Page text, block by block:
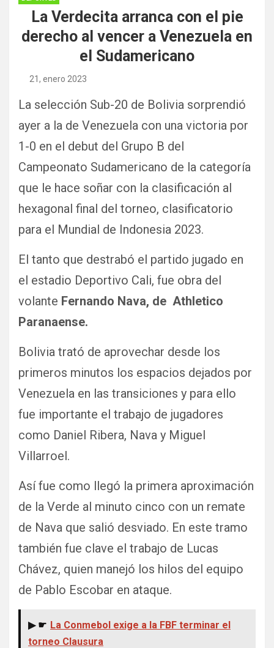
La Verdecita arranca con el pie
derecho al vencer a Venezuela en
el Sudamericano
21, enero 2023
La selección Sub-20 de Bolivia sorprendió
ayer a la de Venezuela con una victoria por
1-0 en el debut del Grupo B del
Campeonato Sudamericano de la categoría
que le hace soñar con la clasificación al
hexagonal final del torneo, clasificatorio
para el Mundial de Indonesia 2023.
El tanto que destrabó el partido jugado en
el estadio Deportivo Cali, fue obra del
volante Fernando Nava, de Athletico
Paranaense.
Bolivia trató de aprovechar desde los
primeros minutos los espacios dejados por
Venezuela en las transiciones y para ello
fue importante el trabajo de jugadores
como Daniel Ribera, Nava y Miguel
Villarroel.
Así fue como llegó la primera aproximación
de la Verde al minuto cinco con un remate
de Nava que salió desviado. En este tramo
también fue clave el trabajo de Lucas
Chávez, quien manejó los hilos del equipo
de Pablo Escobar en ataque.
▶ ☛ La Conmebol exige a la FBF terminar el
torneo Clausura